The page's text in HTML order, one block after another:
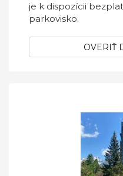
je k dispozícii
parkovisko.
OVERIŤ